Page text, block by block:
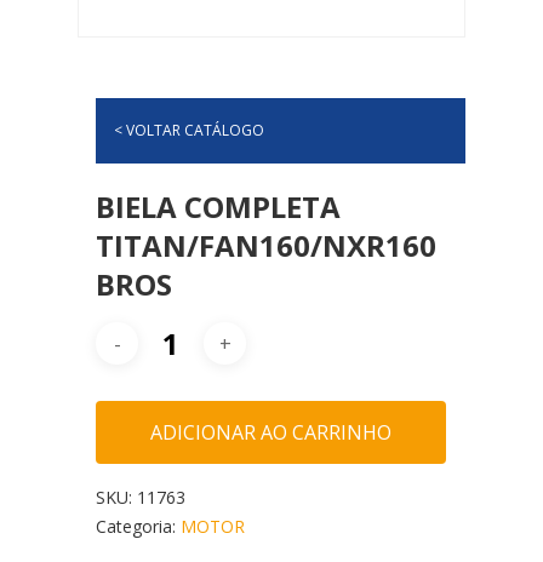
< VOLTAR CATÁLOGO
BIELA COMPLETA
TITAN/FAN160/NXR160
BROS
ADICIONAR AO CARRINHO
SKU: 11763
Categoria: MOTOR